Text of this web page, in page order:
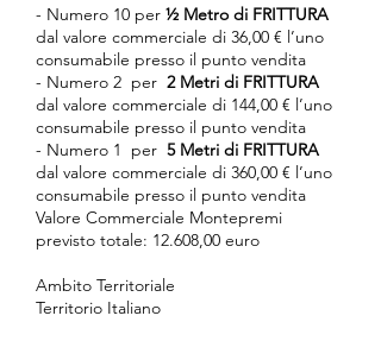
- Numero 10 per ½ Metro di FRITTURA
dal valore commerciale di 36,00 € l’uno
consumabile presso il punto vendita
- Numero 2 per 2 Metri di FRITTURA
dal valore commerciale di 144,00 € l’uno
consumabile presso il punto vendita
- Numero 1 per 5 Metri di FRITTURA
dal valore commerciale di 360,00 € l’uno
consumabile presso il punto vendita
Valore Commerciale Montepremi
previsto totale: 12.608,00 euro
Ambito Territoriale
Territorio Italiano